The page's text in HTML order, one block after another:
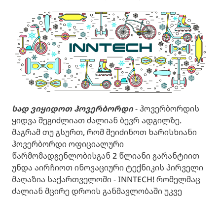
სად ვიყიდოთ ჰოვერბორდი- ჰოვერბორდის
ყიდვა შეგიძლიათ ძალიან ბევრ ადგილზე.
მაგრამ თუ გსურთ, რომ შეიძინოთ ხარისხიანი
ჰოვერბორდი ოფიციალური
წარმომადგენლობისგან 2 წლიანი გარანტიით
უნდა აირჩიოთ ინოვაციური ტექნიკის პირველი
მაღაზია საქართველოში - INNTECH! რომელმაც
ძალიან მცირე დროის განმავლობაში უკვე